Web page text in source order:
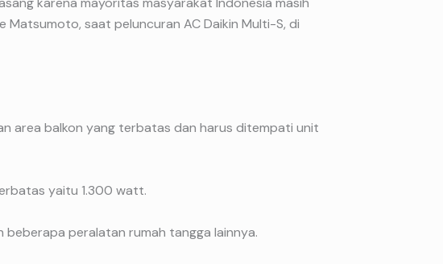
Matsumoto, saat peluncuran AC Daikin Multi-S, di
area balkon yang terbatas dan harus ditempati unit
yaitu 1.300 watt.
beberapa peralatan rumah tangga lainnya.